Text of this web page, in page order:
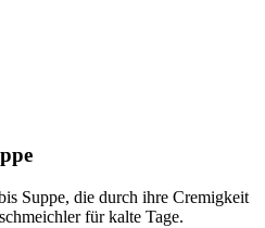
Suppe, die durch ihre Cremigkeit
für kalte Tage.